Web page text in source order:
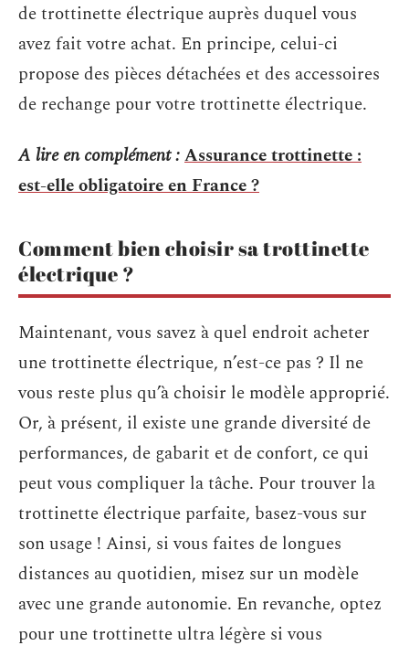
de trottinette électrique auprès duquel vous
avez fait votre achat. En principe, celui-ci
propose des pièces détachées et des accessoires
de rechange pour votre trottinette électrique.
A lire en complément :Assurance trottinette :
est-elle obligatoire en France ?
Comment bien choisir sa trottinette
électrique ?
Maintenant, vous savez à quel endroit acheter
une trottinette électrique, n’est-ce pas ? Il ne
vous reste plus qu’à choisir le modèle approprié.
Or, à présent, il existe une grande diversité de
performances, de gabarit et de confort, ce qui
peut vous compliquer la tâche. Pour trouver la
trottinette électrique parfaite, basez-vous sur
son usage ! Ainsi, si vous faites de longues
distances au quotidien, misez sur un modèle
avec une grande autonomie. En revanche, optez
pour une trottinette ultra légère si vous